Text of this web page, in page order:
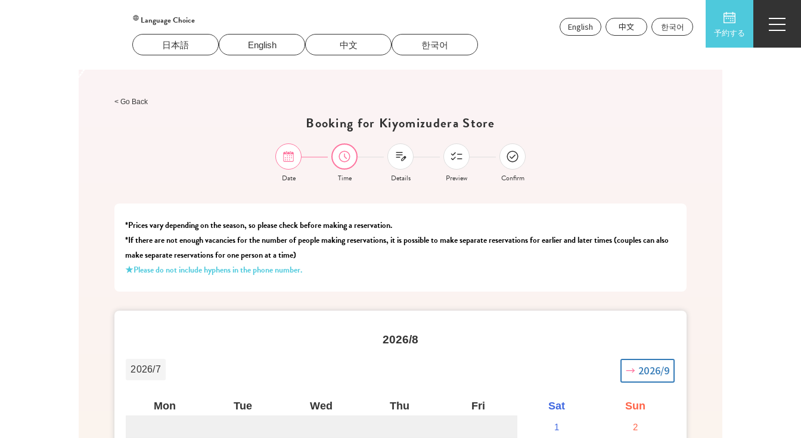
English 中文 한국어
予約する
Language Choice
日本語 English 中文 한국어
< Go Back
Booking for Kiyomizudera Store
Date Time Details Preview Confirm
*Prices vary depending on the season, so please check before making a reservation.
*If there are not enough vacancies for the number of people making reservations, it is possible to make separate reservations for earlier and later times (couples can also
make separate reservations for one person at a time)
★Please do not include hyphens in the phone number.
2026/8
2026/7 2026/9
Mon Tue Wed Thu Fri Sat Sun
1 2